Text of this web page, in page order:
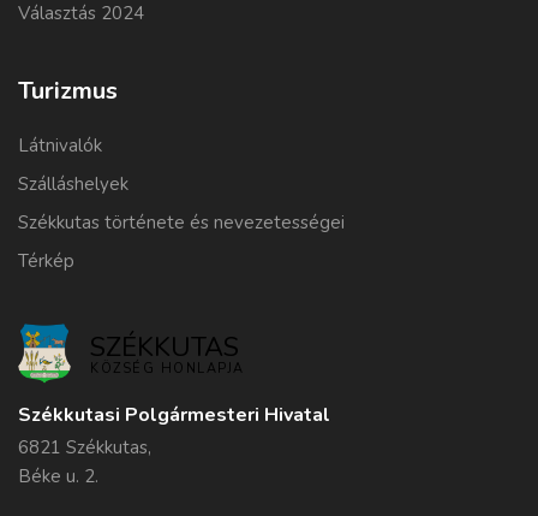
Választás 2024
Turizmus
Látnivalók
Szálláshelyek
Székkutas története és nevezetességei
Térkép
SZÉKKUTAS
KÖZSÉG HONLAPJA
Székkutasi Polgármesteri Hivatal
6821 Székkutas,
Béke u. 2.